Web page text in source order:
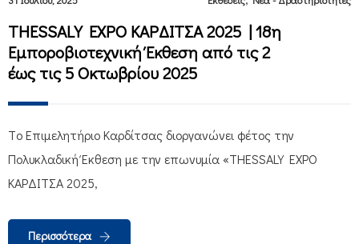
THESSALY EXPO ΚΑΡΔΙΤΣΑ 2025 | 18η
Εμποροβιοτεχνική Έκθεση από τις 2
έως τις 5 Οκτωβρίου 2025
Tο Επιμελητήριο Καρδίτσας διοργανώνει φέτος την
Πολυκλαδική Έκθεση με την επωνυμία «THESSALY EXPO
ΚΑΡΔΙΤΣΑ 2025,
Περισσότερα